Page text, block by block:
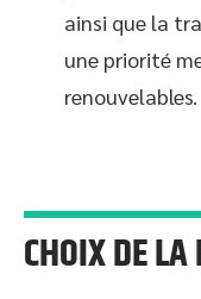
ainsi que la
une priorité
renouvelables.
CHOIX DE